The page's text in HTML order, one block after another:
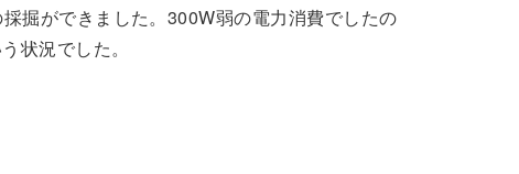
掘ができました。300W弱の電力消費でしたの
状況でした。